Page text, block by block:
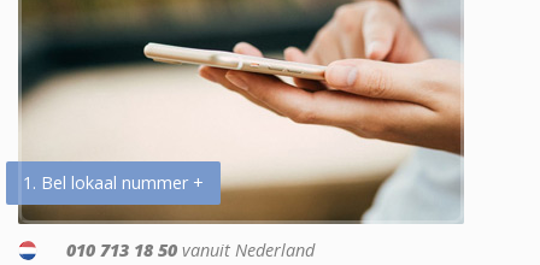
1. Bel lokaal nummer +
010 713 18 50 vanuit Nederland